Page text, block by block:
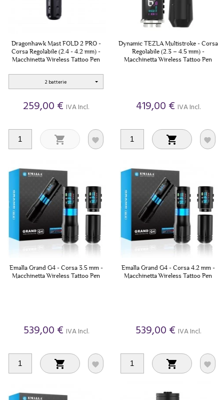
Dragonhawk Mast FOLD 2 PRO -
Corsa Regolabile (2.4 - 4.2 mm) -
Macchinetta Wireless Tattoo Pen
2 batterie
259,00 € IVA Incl.
 
Dynamic TEZLA Multistroke - Corsa
Regolabile (2.3 – 4.5 mm) -
Macchinetta Wireless Tattoo Pen
419,00 € IVA Incl.
 
Emalla Grand G4 - Corsa 3.5 mm -
Macchinetta Wireless Tattoo Pen
539,00 € IVA Incl.
 
Emalla Grand G4 - Corsa 4.2 mm -
Macchinetta Wireless Tattoo Pen
539,00 € IVA Incl.
 